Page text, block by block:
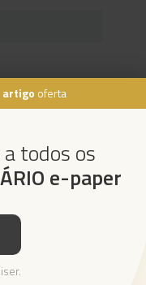
artigo oferta
todos os
e-paper
às curtas
Podcast
×